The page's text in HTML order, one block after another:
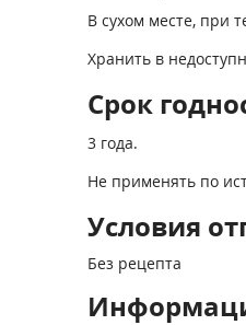
В сухом месте, при
Хранить в
Срок
3 года.
Не применять по
Условия
Без рецепта